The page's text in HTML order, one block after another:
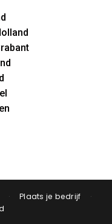
· Plaats je bedrijf
·